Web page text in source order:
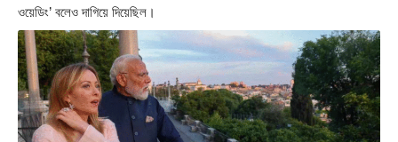
ওয়েডিং’ বলেও দাগিয়ে দিয়েছিল।